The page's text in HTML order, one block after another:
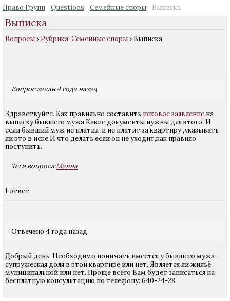
Право Групп Questions Семейные споры Выписка
Выписка
Вопросы› Рубрика: Семейные споры› Выписка
Вопрос задан 4 года назад
Здравствуйте. Как правильно составить исковое заявление на
выписку бывшего мужа.Какие документы нужны для этого. И
если бывший муж не платил ,и не платит за квартиру ,указывать
ли это в иске.И что делать если он не уходит,как правило
поступить.
Теги вопроса:Манна
1 ответ
Отвечено 4 года назад
Добрый день. Необходимо понимать имеется у бывшего мужа
супружеская доля в этой квартире или нет. Является ли жильё
муниципальной или нет. Проще всего Вам будет записаться на
бесплатную консультацию по телефону: 640-24-28